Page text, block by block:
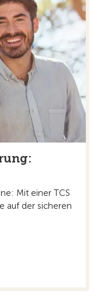
Mit einer TCS
auf der sicheren